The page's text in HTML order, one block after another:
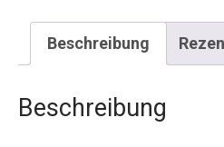
Beschreibung
Beschreibung